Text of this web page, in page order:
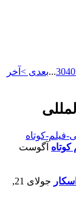
3040
...بعدی > آخر
آگوست
جولای 21,